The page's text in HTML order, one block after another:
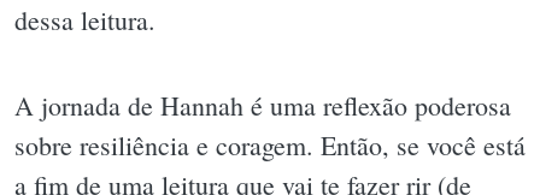
dessa leitura.
A jornada de Hannah é uma reflexão poderosa
sobre resiliência e coragem. Então, se você está
a fim de uma leitura que vai te fazer rir (de